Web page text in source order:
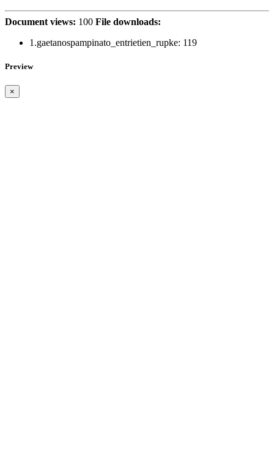
Document views: 100 File downloads:
1.gaetanospampinato_entrietien_rupke: 119
Preview
×